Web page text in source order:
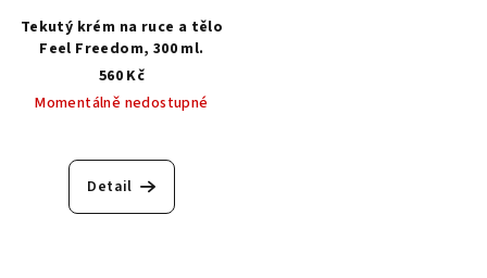
Tekutý krém na ruce a tělo
Feel Freedom, 300 ml.
560 Kč
Momentálně nedostupné
Detail